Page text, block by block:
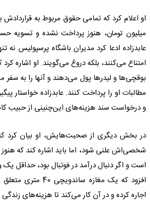
میلیون تومان، هنوز پرداخت نشده و تسویه
عابدزاده ادعا کرد مدیران باشگاه پرسپولیس نه
امتناع می‌کنند، بلکه دروغ می‌گویند. او اشاره
بوقچی‌ها و لیدرها پول می‌دهند و آنها را به سفر
مطالبات او را پرداخت کنند. عابدزاده خواستار
و درخواست سند هزینه‌های این‌چنینی از حبیب
در بخش دیگری از صحبت‌هایش، او بیان کرد که
شخصی‌اش علنی شود، اما باید اشاره کند که
است و اگر دنبال درآمد در فوتبال بود، حداقل
افزود که یک مغازه
اجاره کرده و در آن کار می‌کند تا هزینه‌های